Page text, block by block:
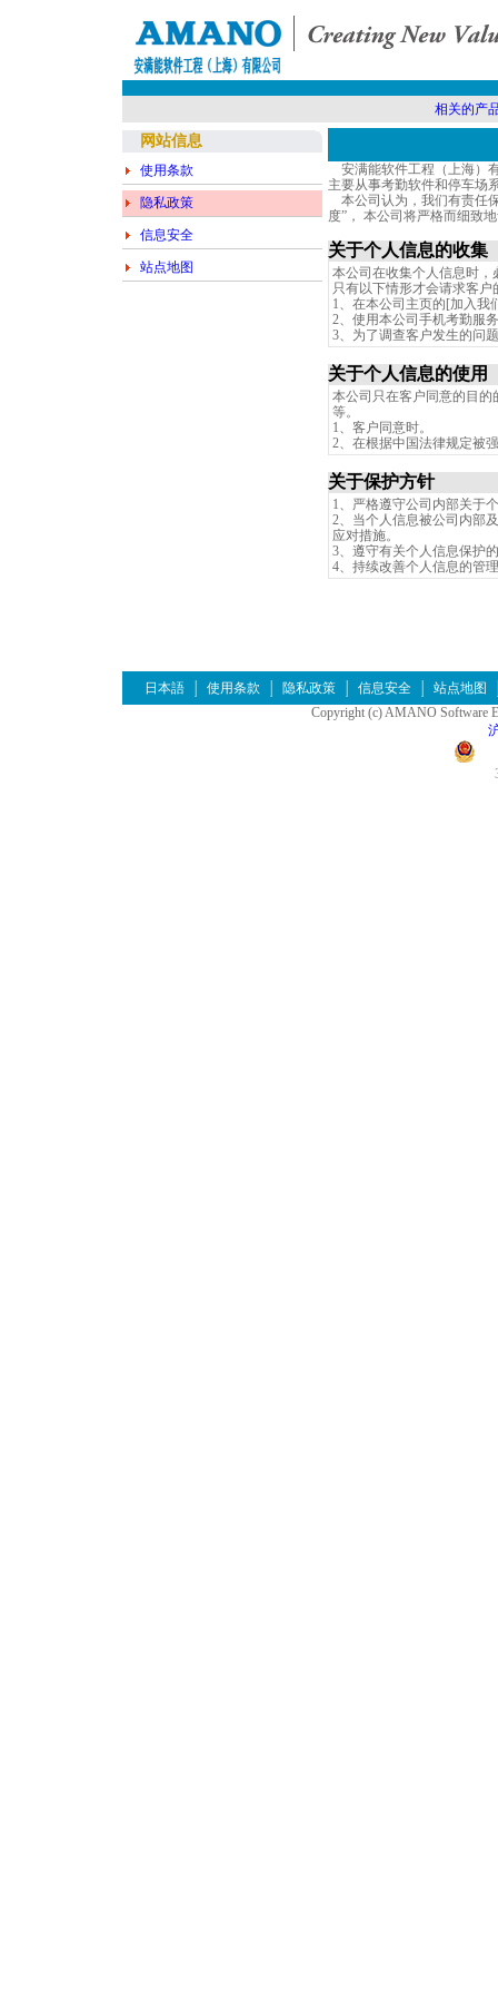
相关的产
网站信息
使用条款
隐私政策
信息安全
站点地图
安满能软件工程（上海）
主要从事考勤软件和停车场
本公司认为，我们有责任
度”， 本公司将严格而细致
关于个人信息的收集
本公司在收集个人信息时
只有以下情形才会请求客户
1、在本公司主页的[加入我
2、使用本公司手机考勤服
3、为了调查客户发生的问
关于个人信息的使用
本公司只在客户同意的目
等。
1、客户同意时。
2、在根据中国法律规定被
关于保护方针
1、严格遵守公司内部关于
2、当个人信息被公司内部
应对措施。
3、遵守有关个人信息保护
4、持续改善个人信息的管
日本語 使用条款 隐私政策 信息安全
站点地图
Copyright (c) AMANO Software